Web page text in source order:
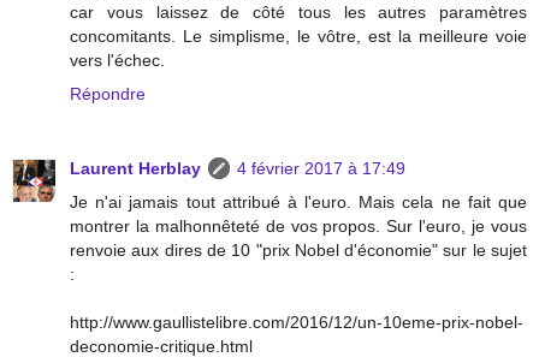
car vous laissez de côté tous les autres paramètres
concomitants. Le simplisme, le vôtre, est la meilleure voie
vers l'échec.
Répondre
Laurent Herblay
4 février 2017 à 17:49
Je n'ai jamais tout attribué à l'euro. Mais cela ne fait que
montrer la malhonnêteté de vos propos. Sur l'euro, je vous
renvoie aux dires de 10 "prix Nobel d'économie" sur le sujet
:
http://www.gaullistelibre.com/2016/12/un-10eme-prix-nobel-
deconomie-critique.html